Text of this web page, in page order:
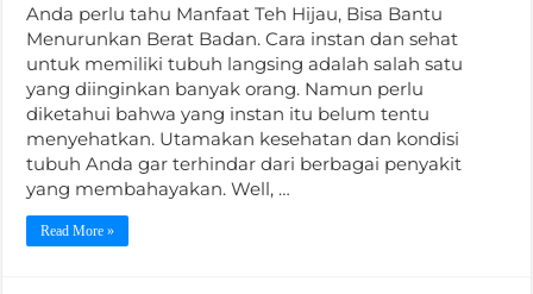
Anda perlu tahu Manfaat Teh Hijau, Bisa Bantu
Menurunkan Berat Badan. Cara instan dan sehat
untuk memiliki tubuh langsing adalah salah satu
yang diinginkan banyak orang. Namun perlu
diketahui bahwa yang instan itu belum tentu
menyehatkan. Utamakan kesehatan dan kondisi
tubuh Anda gar terhindar dari berbagai penyakit
yang membahayakan. Well, …
Read More »